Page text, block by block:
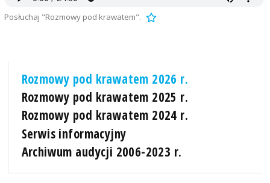
Posłuchaj "Rozmowy pod krawatem".
Rozmowy pod krawatem 2026 r.
Rozmowy pod krawatem 2025 r.
Rozmowy pod krawatem 2024 r.
Serwis informacyjny
Archiwum audycji 2006-2023 r.